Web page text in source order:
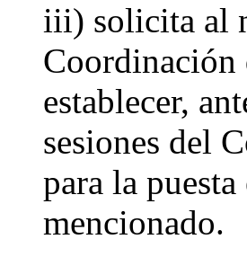
iii) solicita al
Coordinación
establecer,
sesiones del
para la
mencionado.